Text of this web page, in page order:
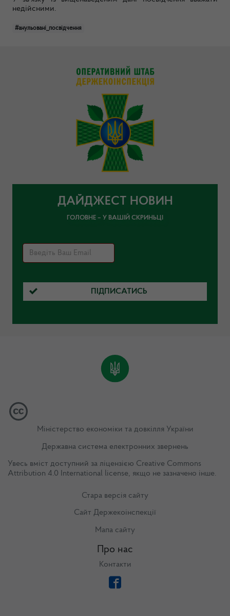
недійсними.
#анульовані_посвідчення
ДАЙДЖЕСТ НОВИН
ГОЛОВНЕ – У ВАШІЙ СКРИНЬЦІ
ПІДПИСАТИСЬ
Міністерство економіки та довкілля України
Державна система електронних звернень
Увесь вміст доступний за ліцензією Creative Commons
Attribution 4.0 International license, якщо не зазначено інше.
Стара версія сайту
Сайт Держекоінспекції
Мапа сайту
Про нас
Контакти